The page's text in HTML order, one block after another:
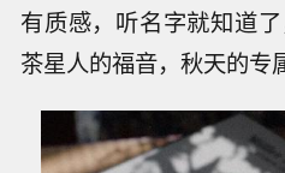
有质感，听名字就知道
茶星人的福音，秋天的专